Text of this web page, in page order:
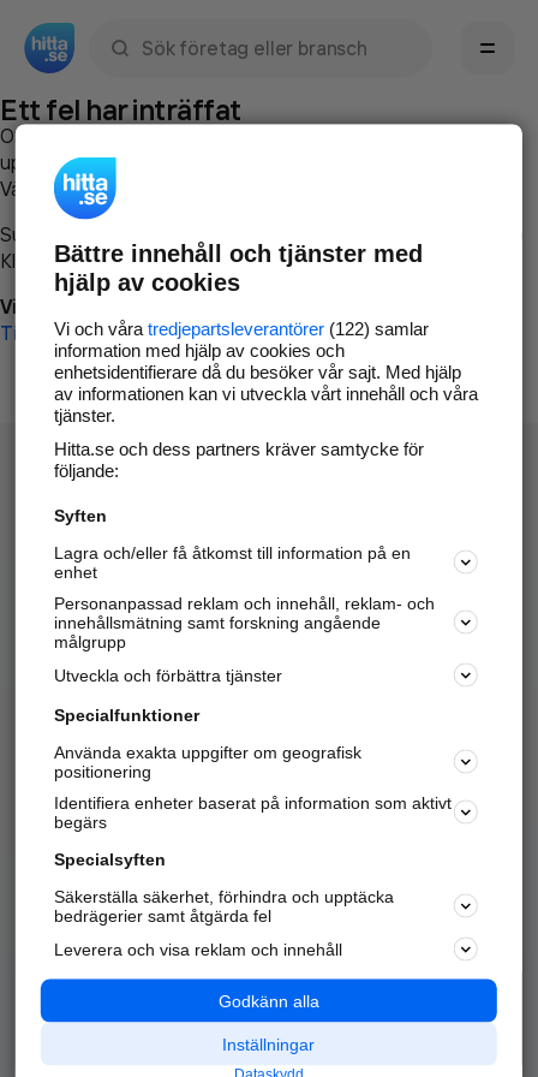
Ett fel har inträffat
Om du vill kan du
uppstod så att vi lättare och snabbare kan avhjälpa det.
Vänligen försök med följande:
Surfa till
Klicka påTillbaka-knappen i webbläsaren och försök igen
Vi beklagar besväret!
Till startsidan
Hitta.se - Gratis nummerupplysning.
Sök företag, personer och platser.
Hitta telefonnummer, adresser, företagsinfo mm.
Marknadsför företaget
Kom igång och annonsera mot
samarbetspartners nära dig.
Alla kategorier
Populära sökningar
API & Kartor
Annonsera
Integritet
Nödnummer
Bättre innehåll och tjänster med
hjälp av cookies
Vi och våra tredjepartsleverantörer(122) samlar
information med hjälp av cookies och
enhetsidentifierare då du besöker vår sajt. Med hjälp
av informationen kan vi utveckla vårt innehåll och våra
tjänster.
Hitta.se och dess partners kräver samtycke för
följande:
Syften
Lagra och/eller få åtkomst till information på en
enhet
Personanpassad reklam och innehåll, reklam- och
innehållsmätning samt forskning angående
målgrupp
Utveckla och förbättra tjänster
Specialfunktioner
Använda exakta uppgifter om geografisk
positionering
Identifiera enheter baserat på information som aktivt
begärs
Specialsyften
Säkerställa säkerhet, förhindra och upptäcka
bedrägerier samt åtgärda fel
Leverera och visa reklam och innehåll
Godkänn alla
Inställningar
Dataskydd